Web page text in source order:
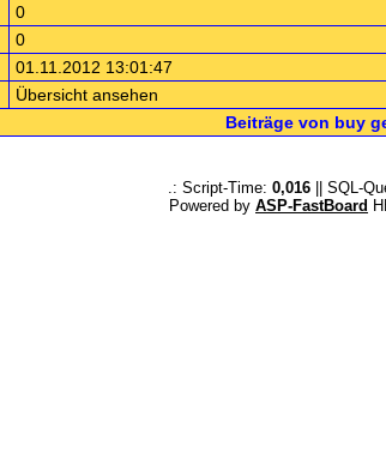
0
0
01.11.2012 13:01:47
Übersicht ansehen
Beiträge von buy
.: Script-Time: 0,016|| SQL-
Powered by ASP-FastBoard